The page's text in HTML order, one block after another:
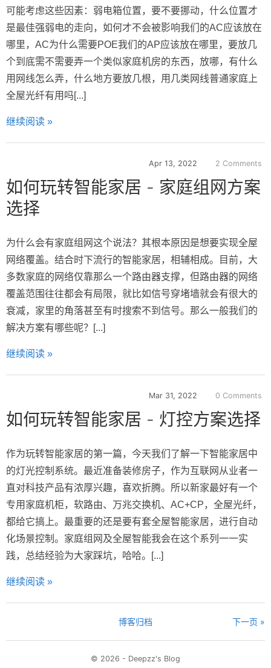
可能考虑这些因素：弱电箱位置，要不要挪动，什么位置才
是最佳强弱电的走向，如何才不会被影响我们的AC应该放在
哪里，AC为什么需要POE我们的AP应该放在哪里，要放几
个到底需不需要弄一个类似家庭机房的东西，放哪，有什么
用网线怎么弄，什么地方要放几根，用几类网线普通家庭上
全屋光纤有用吗[...]
继续阅读 »
Apr 13, 2022 2 Comments
如何玩转智能家居 - 家庭组网方案
选择
为什么会有家庭组网这个说法？其根本原因是想要实现全屋
网络覆盖。结合时下流行的智能家居，相辅相成。目前，大
多数家庭的网络仅靠那么一个路由器支撑，但路由器的网络
覆盖范围往往都会有局限，就比如信号穿堵墙就会有很大的
衰减，家里的角落甚至有时搜索不到信号。那么一般我们的
解决方案有哪些呢？[...]
继续阅读 »
Mar 31, 2022 0 Comments
如何玩转智能家居 - 灯控方案选择
作为玩转智能家居的第一篇，今天我们了解一下智能家居中
的灯光控制系统。最近准备装修房子，作为互联网从业者一
直对科技产品有浓厚兴趣，喜欢折腾。所以新家最好有一个
专用家庭机柜，软路由、万兆交换机、AC+CP，全屋光纤，
都给它搞上。最重要的还是要有套全屋智能家居，进行自动
化场景控制。家庭组网及全屋智能我会在这个系列一一实
践，总结经验为大家踩坑，哈哈。[...]
继续阅读 »
下一页 »
博客归档
© 2026 - Deepzz's Blog